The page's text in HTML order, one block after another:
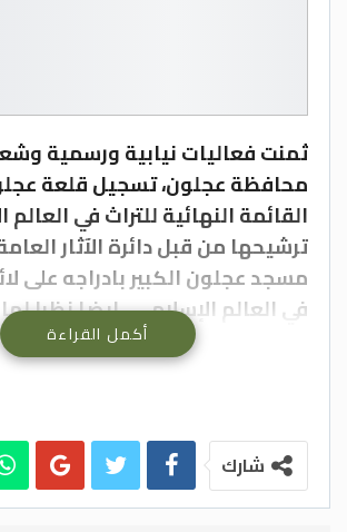
ثمنت فعاليات نيابية ورسمية
محافظة عجلون، تسجيل قلعة
القائمة النهائية للتراث في
ترشيحها من قبل دائرة الآثار
مسجد عجلون الكبير بادراجه على
في العالم الإسلامي ايضا نظرا
أهمية تاريخية ودينية كبيرة .
عالمياً نظراً للقيمة والاهمية التي
الموقعان مشيراً إلى أن وجود
معتمدة عالمياً في المحافظة
أكمل القراءة
شارك